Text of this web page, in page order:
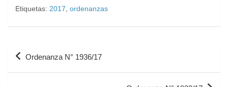
Etiquetas: 2017 ordenanzas
Ordenanza N° 1936/17